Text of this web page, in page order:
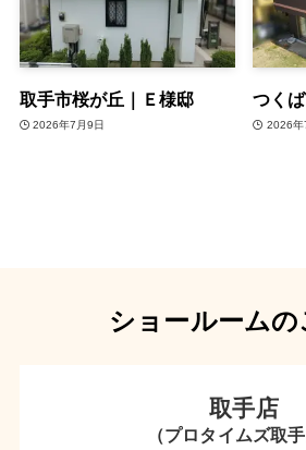
取手市桜が丘｜Ｅ様邸
2026年7月9日
つく
2026年
ショールームの
取手店
（プロタイムズ取手